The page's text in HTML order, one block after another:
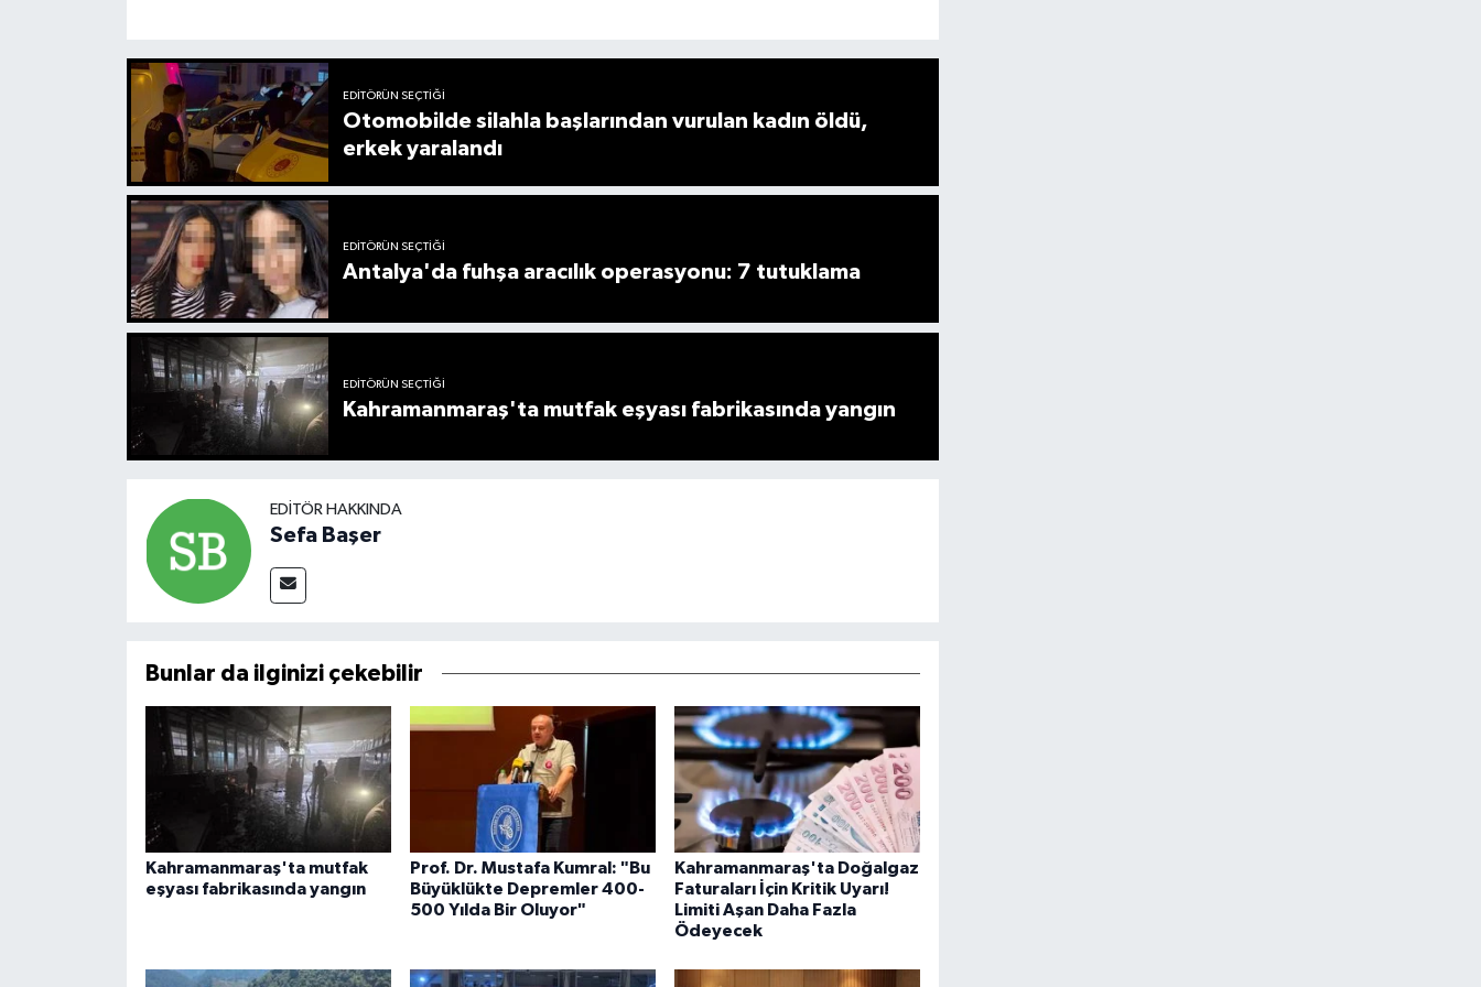
EDITÖRÜN SEÇTIĞI
Otomobilde silahla başlarından vurulan kadın öldü,
erkek yaralandı
EDITÖRÜN SEÇTIĞI
Antalya'da fuhşa aracılık operasyonu: 7 tutuklama
EDITÖRÜN SEÇTIĞI
Kahramanmaraş'ta mutfak eşyası fabrikasında yangın
EDITÖR HAKKINDA
Sefa Başer
Bunlar da ilginizi çekebilir
Kahramanmaraş'ta mutfak
eşyası fabrikasında yangın
Prof. Dr. Mustafa Kumral: "Bu
Büyüklükte Depremler 400-
500 Yılda Bir Oluyor"
Kahramanmaraş'ta Doğalgaz
Faturaları İçin Kritik Uyarı!
Limiti Aşan Daha Fazla
Ödeyecek